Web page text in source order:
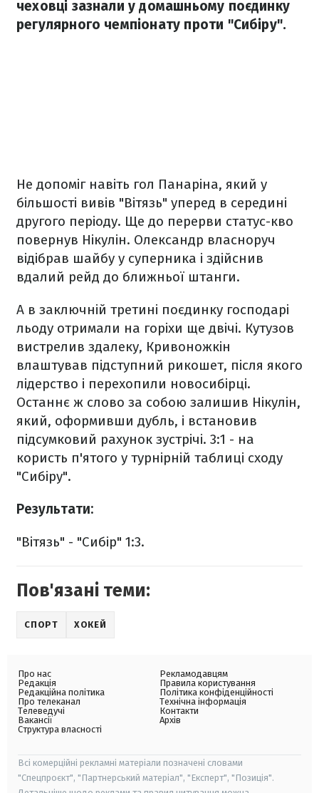
чеховці зазнали у домашньому поєдинку
регулярного чемпіонату проти "Сибіру".
Не допоміг навіть гол Панаріна, який у
більшості вивів "Вітязь" уперед в середині
другого періоду. Ще до перерви статус-кво
повернув Нікулін. Олександр власноруч
відібрав шайбу у суперника і здійснив
вдалий рейд до ближньої штанги.
А в заключній третині поєдинку господарі
льоду отримали на горіхи ще двічі. Кутузов
вистрелив здалеку, Кривоножкін
влаштував підступний рикошет, після якого
лідерство і перехопили новосибірці.
Останнє ж слово за собою залишив Нікулін,
який, оформивши дубль, і встановив
підсумковий рахунок зустрічі. 3:1 - на
користь п'ятого у турнірній таблиці сходу
"Сибіру".
Результати:
"Вітязь" - "Сибір" 1:3.
Пов'язані теми:
СПОРТ ХОКЕЙ
Про нас
Редакція
Редакційна політика
Про телеканал
Телеведучі
Вакансії
Структура власності
Рекламодавцям
Правила користування
Політика конфіденційності
Технічна інформація
Контакти
Архів
Всі комерційні рекламні матеріали позначені словами
"Спецпроєкт", "Партнерський матеріал", "Експерт", "Позиція".